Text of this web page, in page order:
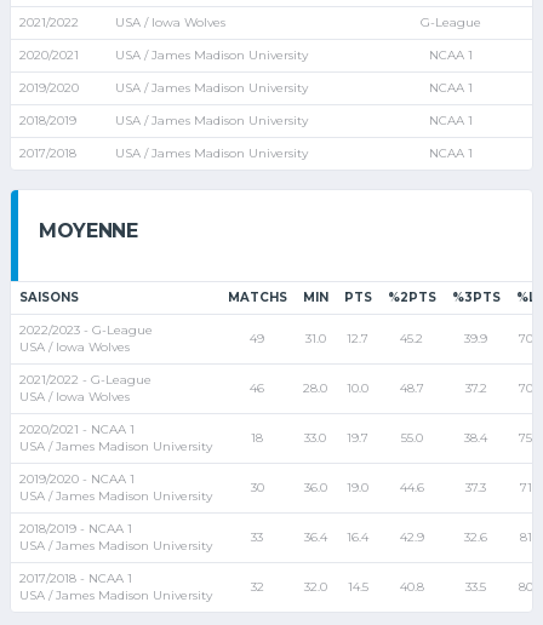
2021/2022 USA / Iowa Wolves G-League
2020/2021 USA / James Madison University NCAA 1
2019/2020 USA / James Madison University NCAA 1
2018/2019 USA / James Madison University NCAA 1
2017/2018 USA / James Madison University NCAA 1
MOYENNE
SAISONS MATCHS MIN PTS %2PTS %3PTS %LF
2022/2023 - G-League
USA / Iowa Wolves
49 31.0 12.7 45.2 39.9 70.5
2021/2022 - G-League
USA / Iowa Wolves
46 28.0 10.0 48.7 37.2 70.3
2020/2021 - NCAA 1
USA / James Madison University
18 33.0 19.7 55.0 38.4 75.0
2019/2020 - NCAA 1
USA / James Madison University
30 36.0 19.0 44.6 37.3 71.5
2018/2019 - NCAA 1
USA / James Madison University
33 36.4 16.4 42.9 32.6 81.1
2017/2018 - NCAA 1
USA / James Madison University
32 32.0 14.5 40.8 33.5 80.1